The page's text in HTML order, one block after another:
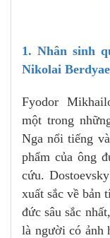
1. Nhân sinh
Nikolai
Fyodor
một trong
Nga nổi tiếng
phẩm của ông
cứu.
xuất sắc về bản
đức sâu sắc
là người có ảnh